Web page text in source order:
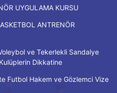
UYGULAMA KURSU
ANTRENÖR
ve Tekerlekli Sandalye
Dikkatine
Futbol Hakem ve Gözlemci Vize